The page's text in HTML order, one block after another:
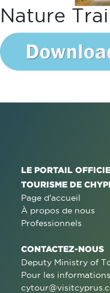
Nature
LE PORTAIL
TOURISME DE
Page d'accueil
À propos de nous
Professionnels
CONTACTEZ-NOUS
Deputy Ministry of
Pour les